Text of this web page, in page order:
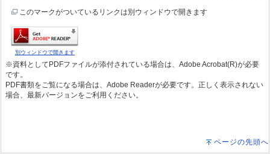
このマークがついているリンクは別ウィンドウで開きます
別ウィンドウで開きます
※資料としてPDFファイルが添付されている場合は、Adobe Acrobat(R)が必要
です。
PDF書類をご覧になる場合は、Adobe Readerが必要です。正しく表示されない
場合、最新バージョンをご利用ください。
ページの先頭へ